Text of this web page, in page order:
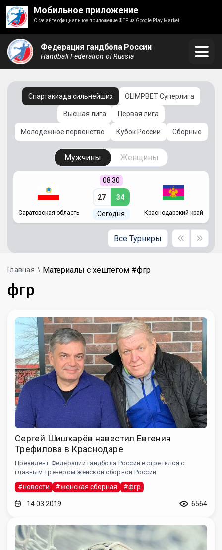
Мобильное приложение
Скачайте официальное приложение ФГР из Google Play Market
Федерация гандбола России
Handball Federation of Russia
Спартакиада сильнейших OLIMPBET Суперлига
Высшая лига Первая лига
Молодежное первенство Кубок России Сборные
Мужчины Женщины
Саратовская область
08:30
27 34
Сегодня Краснодарский край
Все Турниры
Главная Материалы с хештегом #фгр
фгр
Сергей Шишкарёв навестил Евгения
Трефилова в Краснодаре
Президент Федерации гандбола России встретился с
главным тренером женской сборной России
#новости #женская сборная #фгр
14.03.2019 6564